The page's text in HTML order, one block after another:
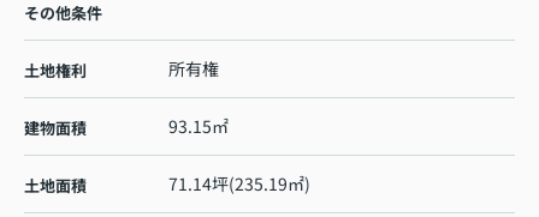
その他条件
土地権利 所有権
建物面積 93.15㎡
土地面積 71.14坪(235.19㎡)